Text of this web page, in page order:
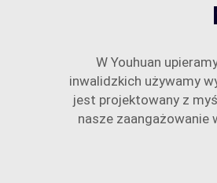
W Youhuan
inwalidzkich używamy
jest projektowany z
nasze zaangażowanie